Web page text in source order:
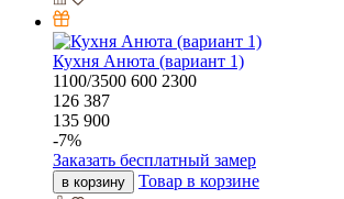
Кухня Анюта (вариант 1)
1100/3500 600 2300
126 387
135 900
-7%
Заказать бесплатный замер
в корзину Товар в корзине